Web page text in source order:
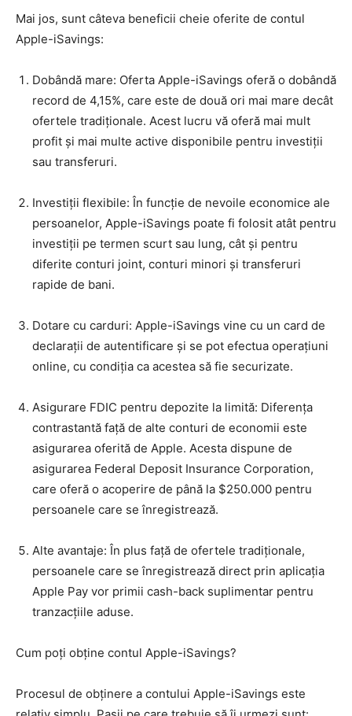
Mai jos, sunt câteva beneficii cheie oferite de contul
Apple-iSavings:
Dobândă mare: Oferta Apple-iSavings oferă o dobândă
record de 4,15%, care este de două ori mai mare decât
ofertele tradiționale. Acest lucru vă oferă mai mult
profit și mai multe active disponibile pentru investiții
sau transferuri.
Investiții flexibile: În funcție de nevoile economice ale
persoanelor, Apple-iSavings poate fi folosit atât pentru
investiții pe termen scurt sau lung, cât și pentru
diferite conturi joint, conturi minori și transferuri
rapide de bani.
Dotare cu carduri: Apple-iSavings vine cu un card de
declarații de autentificare și se pot efectua operațiuni
online, cu condiția ca acestea să fie securizate.
Asigurare FDIC pentru depozite la limită: Diferența
contrastantă față de alte conturi de economii este
asigurarea oferită de Apple. Acesta dispune de
asigurarea Federal Deposit Insurance Corporation,
care oferă o acoperire de până la $250.000 pentru
persoanele care se înregistrează.
Alte avantaje: În plus față de ofertele tradiționale,
persoanele care se înregistrează direct prin aplicația
Apple Pay vor primii cash-back suplimentar pentru
tranzacțiile aduse.
Cum poți obține contul Apple-iSavings?
Procesul de obținere a contului Apple-iSavings este